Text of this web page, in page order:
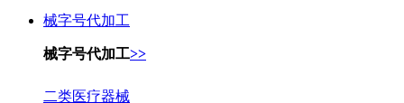
械字号代加工
械字号代加工>>
二类医疗器械